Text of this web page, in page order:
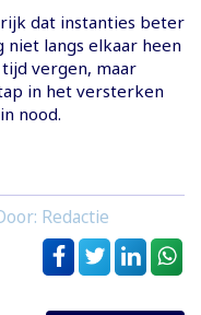
dat instanties beter
langs elkaar heen
vergen, maar
in het versterken
nood.
Redactie